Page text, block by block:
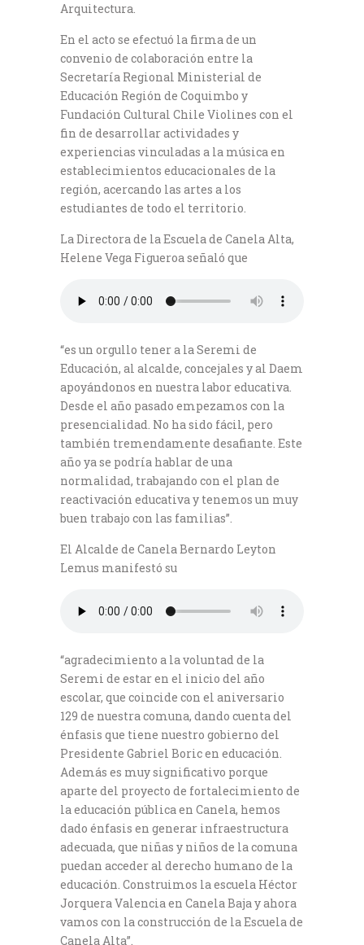
Arquitectura.
En el acto se efectuó la firma de un
convenio de colaboración entre la
Secretaría Regional Ministerial de
Educación Región de Coquimbo y
Fundación Cultural Chile Violines con el
fin de desarrollar actividades y
experiencias vinculadas a la música en
establecimientos educacionales de la
región, acercando las artes a los
estudiantes de todo el territorio.
La Directora de la Escuela de Canela Alta,
Helene Vega Figueroa señaló que
“es un orgullo tener a la Seremi de
Educación, al alcalde, concejales y al Daem
apoyándonos en nuestra labor educativa.
Desde el año pasado empezamos con la
presencialidad. No ha sido fácil, pero
también tremendamente desafiante. Este
año ya se podría hablar de una
normalidad, trabajando con el plan de
reactivación educativa y tenemos un muy
buen trabajo con las familias”.
El Alcalde de Canela Bernardo Leyton
Lemus manifestó su
“agradecimiento a la voluntad de la
Seremi de estar en el inicio del año
escolar, que coincide con el aniversario
129 de nuestra comuna, dando cuenta del
énfasis que tiene nuestro gobierno del
Presidente Gabriel Boric en educación.
Además es muy significativo porque
aparte del proyecto de fortalecimiento de
la educación pública en Canela, hemos
dado énfasis en generar infraestructura
adecuada, que niñas y niños de la comuna
puedan acceder al derecho humano de la
educación. Construimos la escuela Héctor
Jorquera Valencia en Canela Baja y ahora
vamos con la construcción de la Escuela de
Canela Alta”.